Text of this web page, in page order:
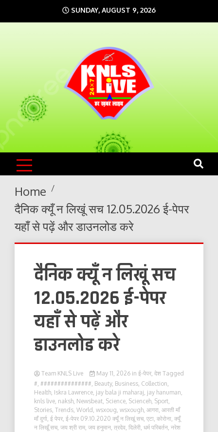
to
SUNDAY, AUGUST 9, 2026
KNLS LIVE
India`s No.1 News Portal
Home
दैनिक क्यूँ न लिखूं सच 12.05.2026 ई-पेपर
यहाँ से पढ़ें और डाउनलोड करे
दैनिक क्यूँ न लिखूं सच
12.05.2026 ई-पेपर
यहाँ से पढ़ें और
डाउनलोड करे
Team KNLS Live May 11, 2026 in ई-पेपर, देश Tagged
#, ###############, Beauty, Business, Collection,
Health, Iskra Lawrence, jay bala ji maharaj, jay hanuman,
knls live, naksh, Newsbeat, Science, Scienceh, Sport,
Stories, Trends, World , wsxoug, wsxough, आगरा, आरती माँ
माँ दुर्गा, ई पेपर, ई-पेपर 09.10.2020 क्यूँ न लिखूं सच, एटा, कोरोना, क्यूँ
न लिखूँ सच, जय श्री राम, जय हनुमान, त्रदेव, दिलेरी, धर्म परिबर्तन, नरेश